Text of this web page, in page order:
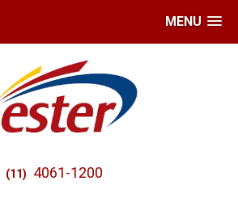
MENU
(11) 4061-1200